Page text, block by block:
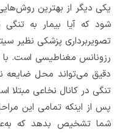
یکی دیگر از بهترین
شود که آیا بیمار به تنگی
تصویربرداری پزشکی نظیر
رزونانس مغناطیسی است.
دقیق می‌تواند محل ضایعه
تنگی در کانال نخاعی
پس از اینکه تمامی این
شما تشخیص بدهد که